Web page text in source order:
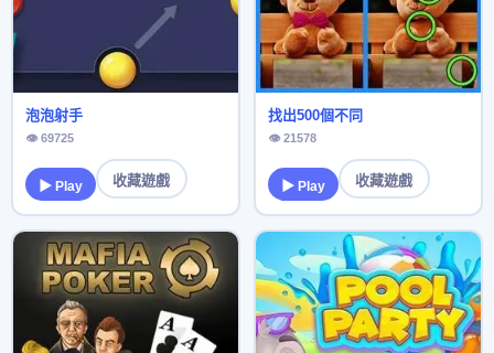
泡泡射手
👁 69725
▶ Play 收藏遊戲
找出500個不同
👁 21578
▶ Play 收藏遊戲